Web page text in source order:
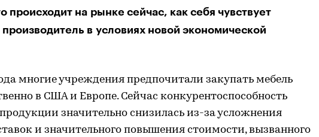
происходит на рынке сейчас, как себя чувствует
в условиях новой экономической
многие учреждения предпочитали закупать мебель
в США и Европе. Сейчас конкурентоспособность
значительно снизилась из-за усложнения
и значительного повышения стоимости, вызванного